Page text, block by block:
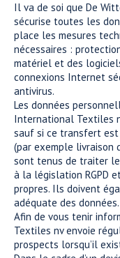
Il va de soi que De
sécurise toutes les
place les mesures
nécessaires :
matériel et des
connexions Internet
antivirus.
Les données
International Textiles
sauf si ce transfert est
(par exemple livraison
sont tenus de traiter
à la législation RGPD
propres. Ils doivent
adéquate des données.
Afin de vous tenir
Textiles nv envoie
prospects lorsqu’il